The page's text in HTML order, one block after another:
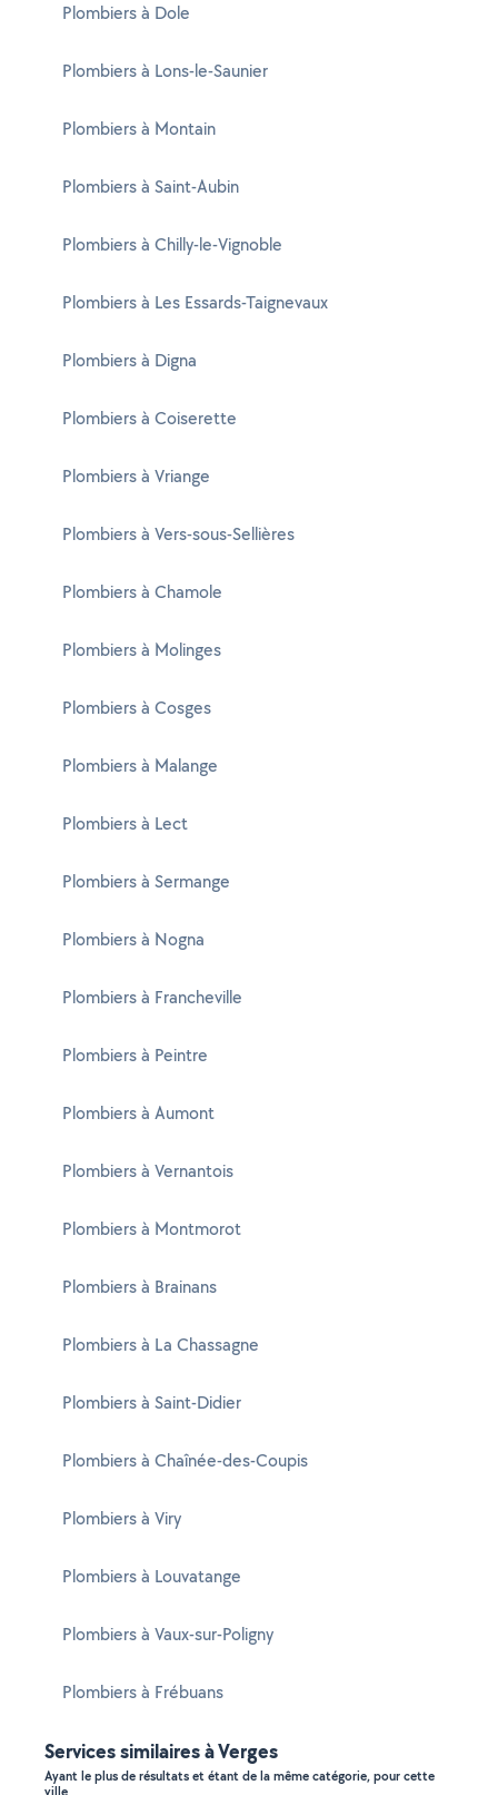
Plombiers à Dole
Plombiers à Lons-le-Saunier
Plombiers à Montain
Plombiers à Saint-Aubin
Plombiers à Chilly-le-Vignoble
Plombiers à Les Essards-Taignevaux
Plombiers à Digna
Plombiers à Coiserette
Plombiers à Vriange
Plombiers à Vers-sous-Sellières
Plombiers à Chamole
Plombiers à Molinges
Plombiers à Cosges
Plombiers à Malange
Plombiers à Lect
Plombiers à Sermange
Plombiers à Nogna
Plombiers à Francheville
Plombiers à Peintre
Plombiers à Aumont
Plombiers à Vernantois
Plombiers à Montmorot
Plombiers à Brainans
Plombiers à La Chassagne
Plombiers à Saint-Didier
Plombiers à Chaînée-des-Coupis
Plombiers à Viry
Plombiers à Louvatange
Plombiers à Vaux-sur-Poligny
Plombiers à Frébuans
Services similaires à Verges
Ayant le plus de résultats et étant de la même catégorie, pour cette